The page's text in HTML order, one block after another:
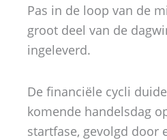
Pas in de loop van de
groot deel van de
ingeleverd.
De financiële cycli
komende handelsdag
startfase, gevolgd door